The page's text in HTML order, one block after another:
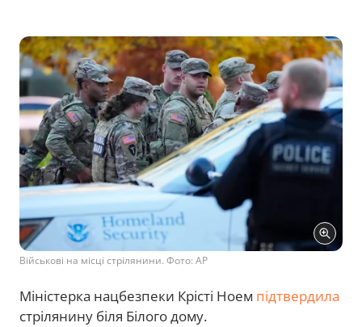
Військові на місці стрілянини. Фото: AP
Міністерка нацбезпеки Крісті Ноем підтвердила
стрілянину біля Білого дому.